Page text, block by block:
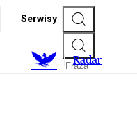
Serwisy
Radar